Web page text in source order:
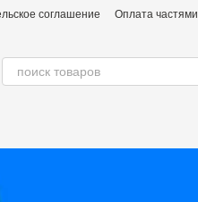
соглашение Оплата частями